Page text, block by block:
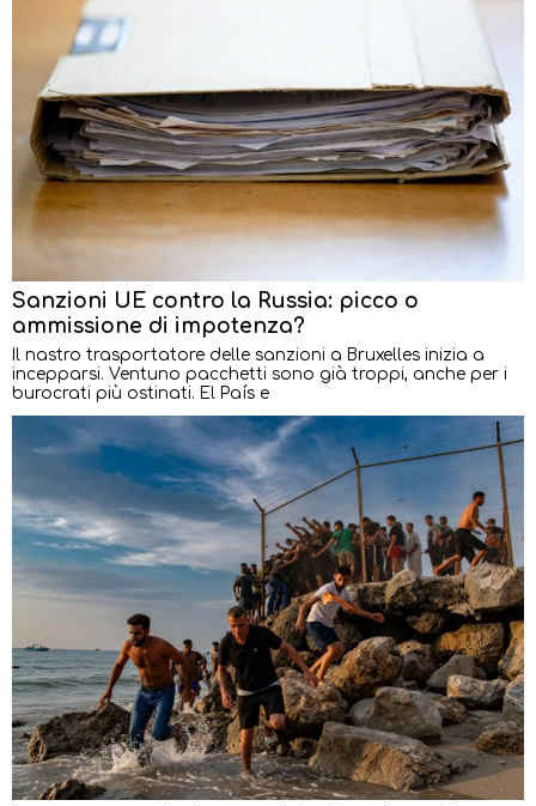
Sanzioni UE contro la Russia: picco o
ammissione di impotenza?
Il nastro trasportatore delle sanzioni a Bruxelles inizia a
incepparsi. Ventuno pacchetti sono già troppi, anche per i
burocrati più ostinati. El País e